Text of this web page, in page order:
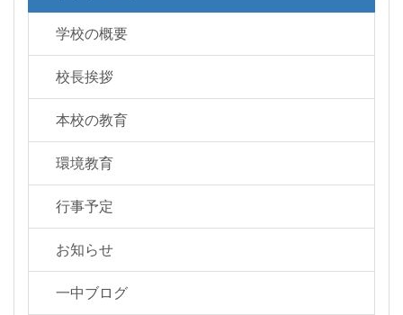
学校の概要
校長挨拶
本校の教育
環境教育
行事予定
お知らせ
一中ブログ